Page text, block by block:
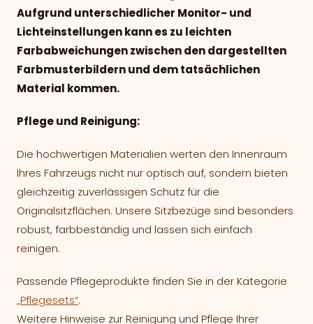
Aufgrund unterschiedlicher Monitor- und
Lichteinstellungen kann es zu leichten
Farbabweichungen zwischen den dargestellten
Farbmusterbildern und dem tatsächlichen
Material kommen.
Pflege und Reinigung:
Die hochwertigen Materialien werten den Innenraum
Ihres Fahrzeugs nicht nur optisch auf, sondern bieten
gleichzeitig zuverlässigen Schutz für die
Originalsitzflächen. Unsere Sitzbezüge sind besonders
robust, farbbeständig und lassen sich einfach
reinigen.
Passende Pflegeprodukte finden Sie in der Kategorie
„Pflegesets“.
Weitere Hinweise zur Reinigung und Pflege Ihrer